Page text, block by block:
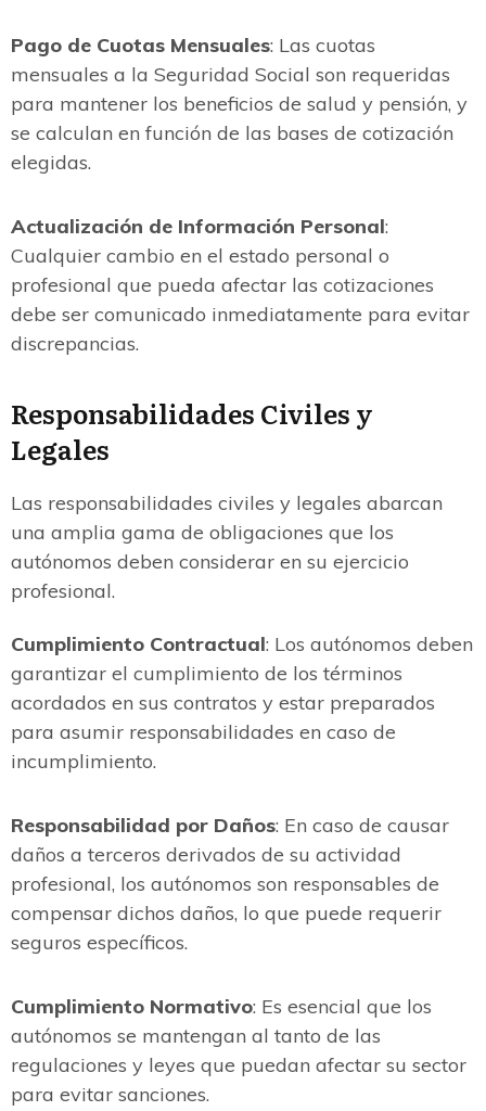
Pago de Cuotas Mensuales: Las cuotas
mensuales a la Seguridad Social son requeridas
para mantener los beneficios de salud y pensión, y
se calculan en función de las bases de cotización
elegidas.
Actualización de Información Personal:
Cualquier cambio en el estado personal o
profesional que pueda afectar las cotizaciones
debe ser comunicado inmediatamente para evitar
discrepancias.
Responsabilidades Civiles y
Legales
Las responsabilidades civiles y legales abarcan
una amplia gama de obligaciones que los
autónomos deben considerar en su ejercicio
profesional.
Cumplimiento Contractual: Los autónomos deben
garantizar el cumplimiento de los términos
acordados en sus contratos y estar preparados
para asumir responsabilidades en caso de
incumplimiento.
Responsabilidad por Daños: En caso de causar
daños a terceros derivados de su actividad
profesional, los autónomos son responsables de
compensar dichos daños, lo que puede requerir
seguros específicos.
Cumplimiento Normativo: Es esencial que los
autónomos se mantengan al tanto de las
regulaciones y leyes que puedan afectar su sector
para evitar sanciones.